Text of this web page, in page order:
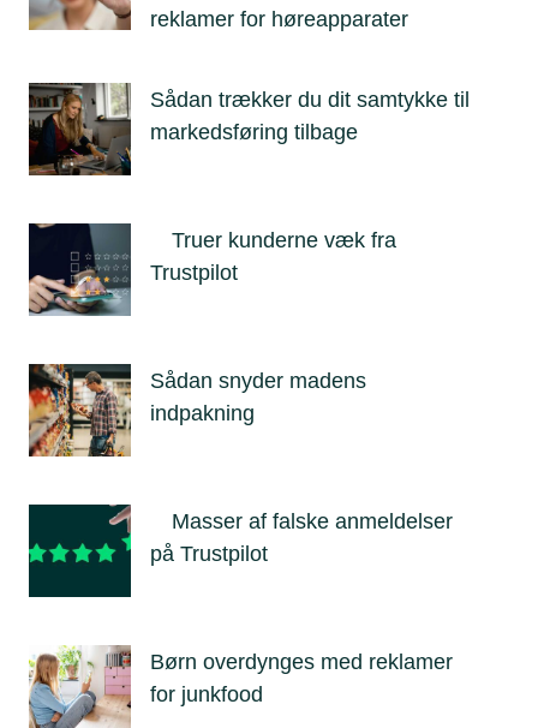
reklamer for høreapparater
Sådan trækker du dit samtykke til
markedsføring tilbage
Truer kunderne væk fra
Trustpilot
Sådan snyder madens
indpakning
Masser af falske anmeldelser
på Trustpilot
Børn overdynges med reklamer
for junkfood